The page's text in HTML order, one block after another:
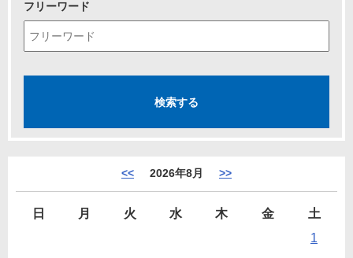
フリーワード
<< 2026年8月 >>
日 月 火 水 木 金
土
1